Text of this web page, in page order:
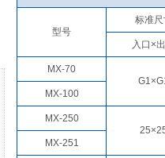
型号
标准尺
入口×
MX-70
MX-100
MX-250
MX-251